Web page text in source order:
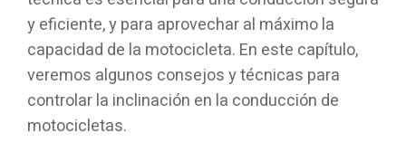
y eficiente, y para aprovechar al máximo la
capacidad de la motocicleta. En este capítulo,
veremos algunos consejos y técnicas para
controlar la inclinación en la conducción de
motocicletas.